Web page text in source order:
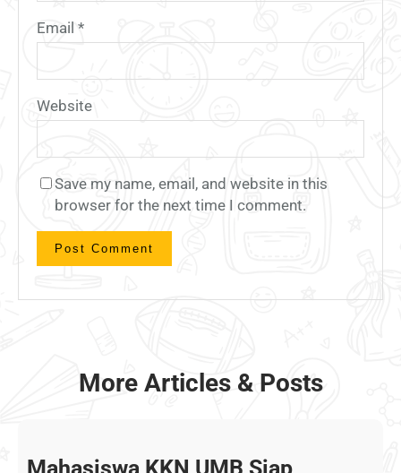
Email *
Website
Save my name, email, and website in this
browser for the next time I comment.
More Articles & Posts